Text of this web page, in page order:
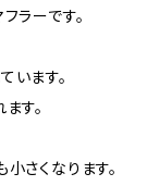
ラーです。
います。
す。
さくなります。